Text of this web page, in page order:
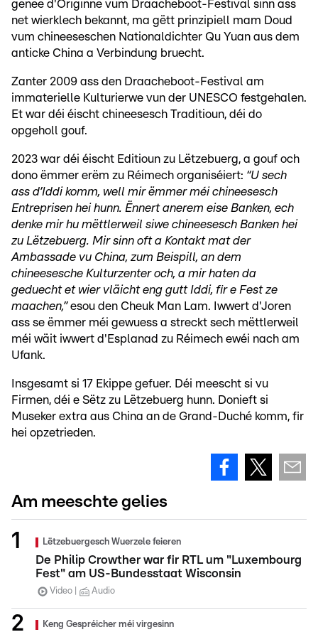
genee d'Originne vum Draacheboot-Festival sinn ass
net wierklech bekannt, ma gëtt prinzipiell mam Doud
vum chineeseschen Nationaldichter Qu Yuan aus dem
anticke China a Verbindung bruecht.
Zanter 2009 ass den Draacheboot-Festival am
immaterielle Kulturierwe vun der UNESCO festgehalen.
Et war déi éischt chineesesch Traditioun, déi do
opgeholl gouf.
2023 war déi éischt Editioun zu Lëtzebuerg, a gouf och
dono ëmmer erëm zu Réimech organiséiert: “U sech
ass d’Iddi komm, well mir ëmmer méi chineesesch
Entreprisen hei hunn. Ënnert anerem eise Banken, ech
denke mir hu mëttlerweil siwe chineesesch Banken hei
zu Lëtzebuerg. Mir sinn oft a Kontakt mat der
Ambassade vu China, zum Beispill, an dem
chineesesche Kulturzenter och, a mir haten da
geduecht et wier vläicht eng gutt Iddi, fir e Fest ze
maachen,”esou den Cheuk Man Lam. Iwwert d'Joren
ass se ëmmer méi gewuess a streckt sech mëttlerweil
méi wäit iwwert d'Esplanad zu Réimech ewéi nach am
Ufank.
Insgesamt si 17 Ekippe gefuer. Déi meescht si vu
Firmen, déi e Sëtz zu Lëtzebuerg hunn. Donieft si
Museker extra aus China an de Grand-Duché komm, fir
hei opzetrieden.
Am meeschte gelies
Lëtzebuergesch Wuerzele feieren
De Philip Crowther war fir RTL um "Luxembourg
Fest" am US-Bundesstaat Wisconsin
Video Audio
Keng Gespréicher méi virgesinn